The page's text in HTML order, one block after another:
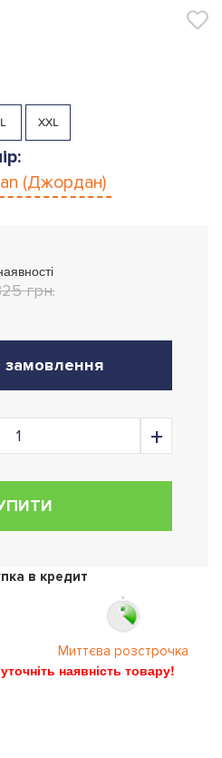
XXL
(Джордан)
грн.
в кредит
Миттєва розстрочка
наявність товару!